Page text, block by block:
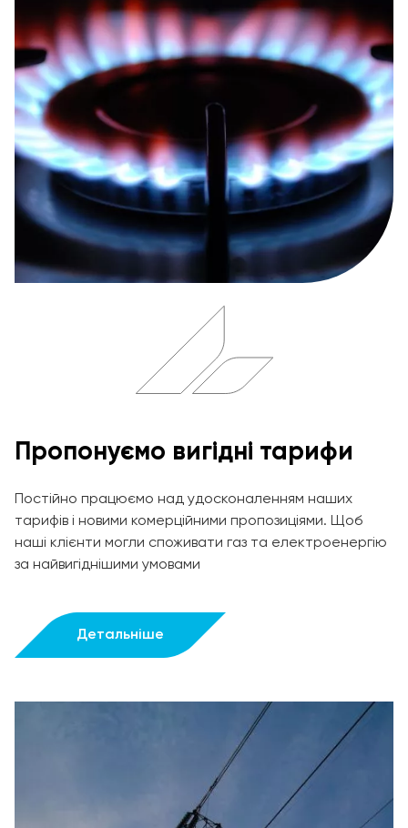
Пропонуємо вигідні тарифи
Постійно працюємо над удосконаленням наших
тарифів і новими комерційними пропозиціями. Щоб
наші клієнти могли споживати газ та електроенергію
за найвигіднішими умовами
Детальніше